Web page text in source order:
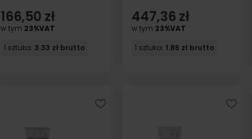
166,50 zł
w tym 23%VAT
1 sztuka: 3.33 zł brutto
447,36 zł
w tym 23%VAT
1 sztuka: 1.86 zł brutto